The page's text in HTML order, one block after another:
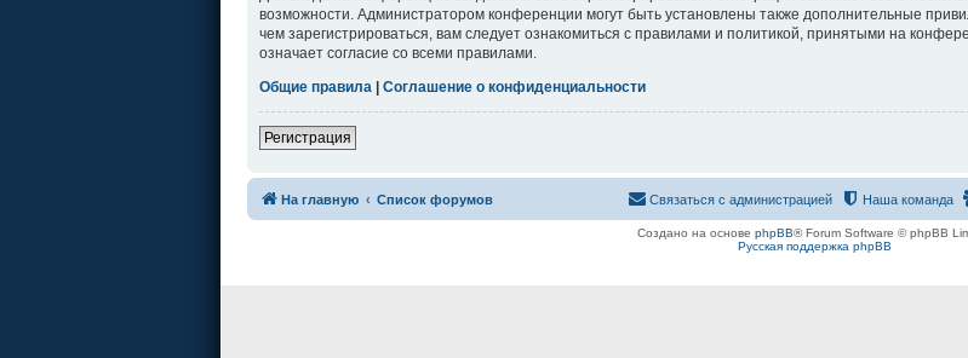
возможности. Администратором конференции могут быть установлены также дополнительные
чем зарегистрироваться, вам следует ознакомиться с правилами и политикой, принятыми на
означает согласие со всеми правилами.
Общие правила | Соглашение о конфиденциальности
Регистрация
На главную Список форумов Наша команда
Связаться с администрацией
Создано на основе phpBB® Forum Software © phpBB
Русская поддержка phpBB